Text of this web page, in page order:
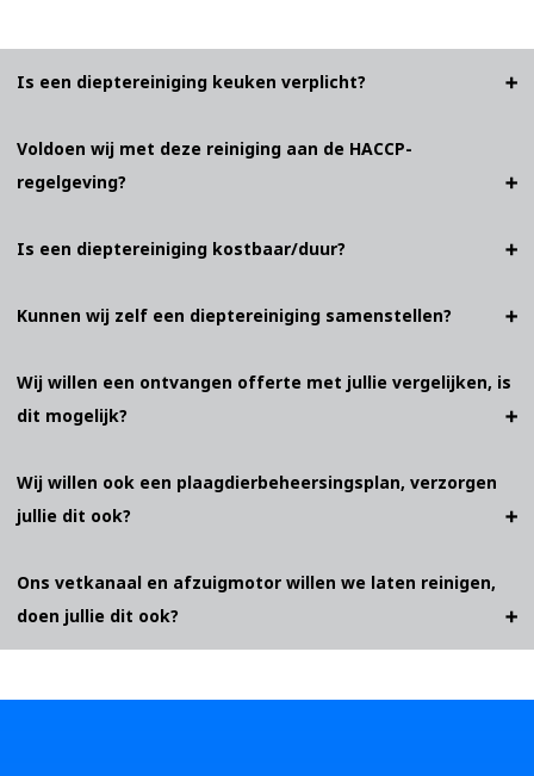
Is een dieptereiniging keuken verplicht?
Voldoen wij met deze reiniging aan de HACCP-
regelgeving?
Is een dieptereiniging kostbaar/duur?
Kunnen wij zelf een dieptereiniging samenstellen?
Wij willen een ontvangen offerte met jullie vergelijken, is
dit mogelijk?
Wij willen ook een plaagdierbeheersingsplan, verzorgen
jullie dit ook?
Ons vetkanaal en afzuigmotor willen we laten reinigen,
doen jullie dit ook?